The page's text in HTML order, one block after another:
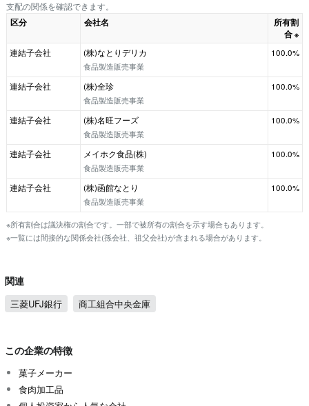
支配の関係を確認できます。
区分 会社名
所有割
合 ※
連結子会社
(株)なとりデリカ
食品製造販売事業
100.0%
連結子会社
(株)全珍
食品製造販売事業
100.0%
連結子会社
(株)名旺フーズ
食品製造販売事業
100.0%
連結子会社
メイホク食品(株)
食品製造販売事業
100.0%
連結子会社
(株)函館なとり
食品製造販売事業
100.0%
※所有割合は議決権の割合です。一部で被所有の割合を示す場合もあります。
※一覧には間接的な関係会社(孫会社、祖父会社)が含まれる場合があります。
関連
三菱UFJ銀行 商工組合中央金庫
この企業の特徴
菓子メーカー
食肉加工品